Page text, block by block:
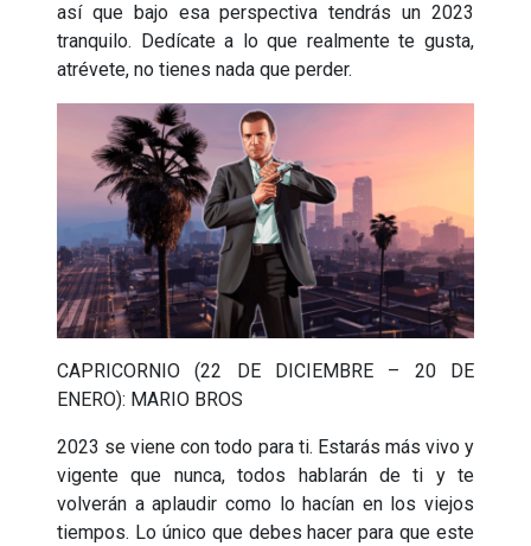
así que bajo esa perspectiva tendrás un 2023
tranquilo. Dedícate a lo que realmente te gusta,
atrévete, no tienes nada que perder.
CAPRICORNIO (22 DE DICIEMBRE – 20 DE
ENERO): MARIO BROS
2023 se viene con todo para ti. Estarás más vivo y
vigente que nunca, todos hablarán de ti y te
volverán a aplaudir como lo hacían en los viejos
tiempos. Lo único que debes hacer para que este